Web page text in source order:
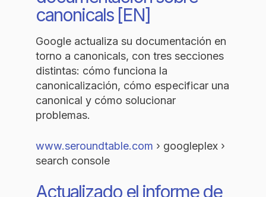
canonicals [EN]
Google actualiza su documentación en
torno a canonicals, con tres secciones
distintas: cómo funciona la
canonicalización, cómo especificar una
canonical y cómo solucionar
problemas.
www.seroundtable.com › googleplex ›
search console
Actualizado el informe de